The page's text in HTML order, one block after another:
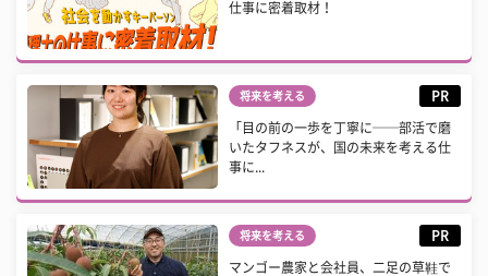
仕事に密着取材！
将来を考える PR
「目の前の一歩を丁寧に──部活で磨
いたタフネスが、国の未来を考える仕
事に...
将来を考える PR
マンゴー農家と会社員、二足の草鞋で